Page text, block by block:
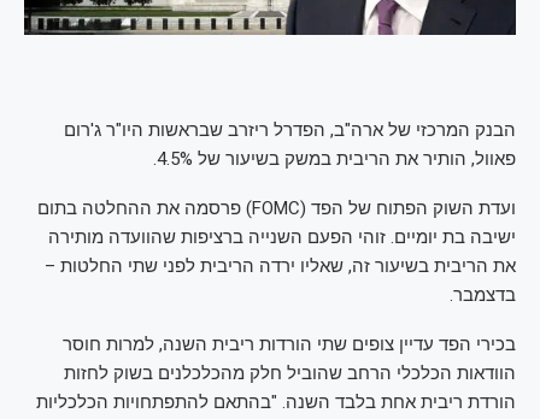
הבנק המרכזי של ארה"ב, הפדרל ריזרב שבראשות היו"ר ג'רום
פאוול, הותיר את הריבית במשק בשיעור של 4.5%.
ועדת השוק הפתוח של הפד (FOMC) פרסמה את ההחלטה בתום
ישיבה בת יומיים. זוהי הפעם השנייה ברציפות שהוועדה מותירה
את הריבית בשיעור זה, שאליו ירדה הריבית לפני שתי החלטות –
בדצמבר.
בכירי הפד עדיין צופים שתי הורדות ריבית השנה, למרות חוסר
הוודאות הכלכלי הרחב שהוביל חלק מהכלכלנים בשוק לחזות
הורדת ריבית אחת בלבד השנה. "בהתאם להתפתחויות הכלכליות